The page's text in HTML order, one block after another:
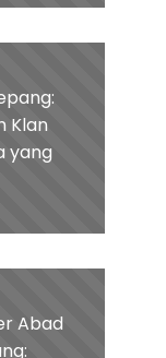
Klan
yang
Abad